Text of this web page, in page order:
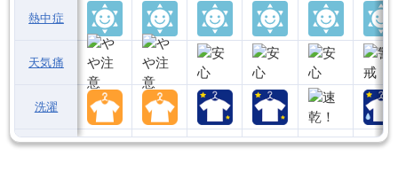
熱中症
天気痛
洗濯